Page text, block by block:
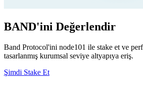
BAND'ini Değerlendir
Band Protocol'ini node101 ile stake et ve
tasarlanmış kurumsal seviye altyapıya eriş.
Şimdi Stake Et